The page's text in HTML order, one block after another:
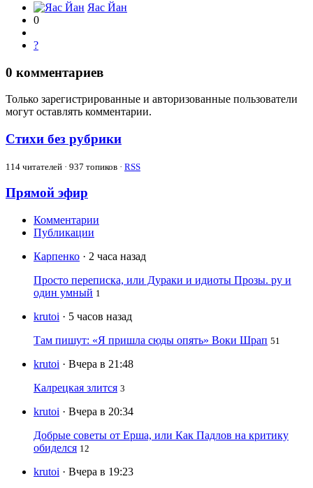
Яас Йан
0
?
0 комментариев
Только зарегистрированные и авторизованные пользователи
могут оставлять комментарии.
Стихи без рубрики
114 читателей · 937 топиков · RSS
Прямой эфир
Комментарии
Публикации
Карпенко · 2 часа назад
Просто переписка, или Дураки и идиоты Прозы. ру и
один умный 1
krutoi · 5 часов назад
Там пишут: «Я пришла сюды опять» Воки Шрап 51
krutoi · Вчера в 21:48
Калрецкая злится 3
krutoi · Вчера в 20:34
Добрые советы от Ерша, или Как Падлов на критику
обиделся 12
krutoi · Вчера в 19:23